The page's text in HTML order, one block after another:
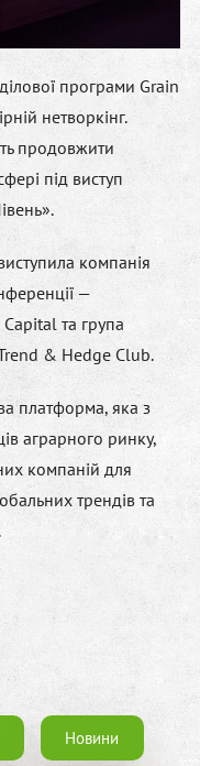
програми Grain
нетворкінг.
продовжити
під виступ
.
компанія
—
та група
& Hedge Club.
платформа, яка з
аграрного ринку,
компаній для
трендів та
Новини